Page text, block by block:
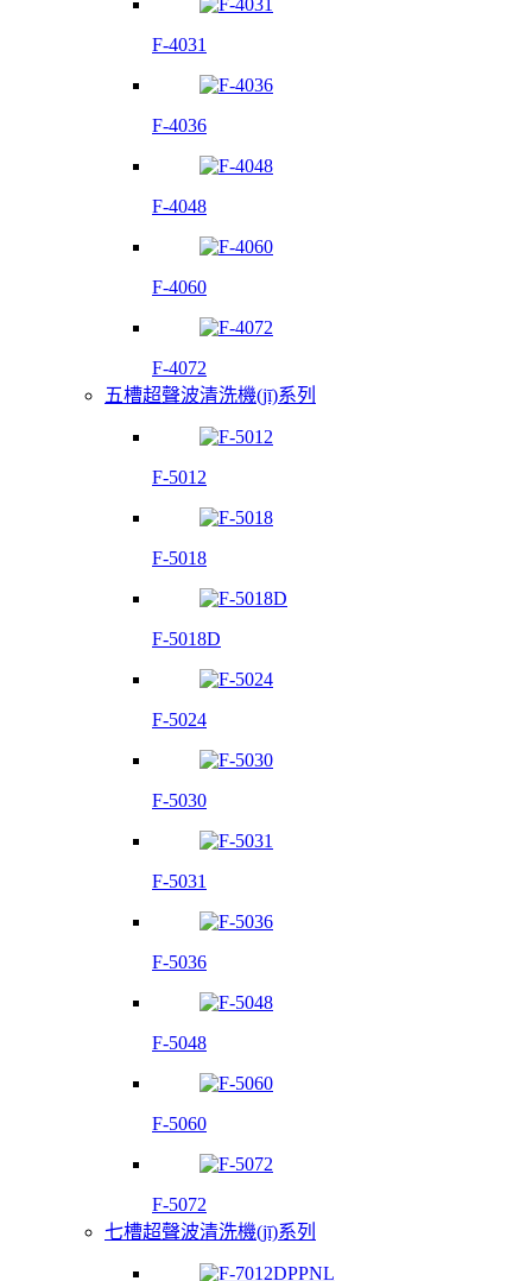
F-4031
F-4036
F-4048
F-4060
F-4072
五槽超聲波清洗機(jī)系列
F-5012
F-5018
F-5018D
F-5024
F-5030
F-5031
F-5036
F-5048
F-5060
F-5072
七槽超聲波清洗機(jī)系列